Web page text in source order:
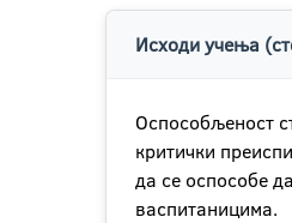
Исходи учења
Оспособљеност
критички
да се оспособе
васпитаницима.